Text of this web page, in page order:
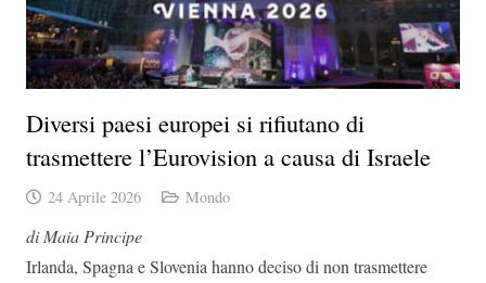
Diversi paesi europei si rifiutano di
trasmettere l’Eurovision a causa di Israele
24 Aprile 2026 Mondo
di Maia Principe
Irlanda, Spagna e Slovenia hanno deciso di non trasmettere